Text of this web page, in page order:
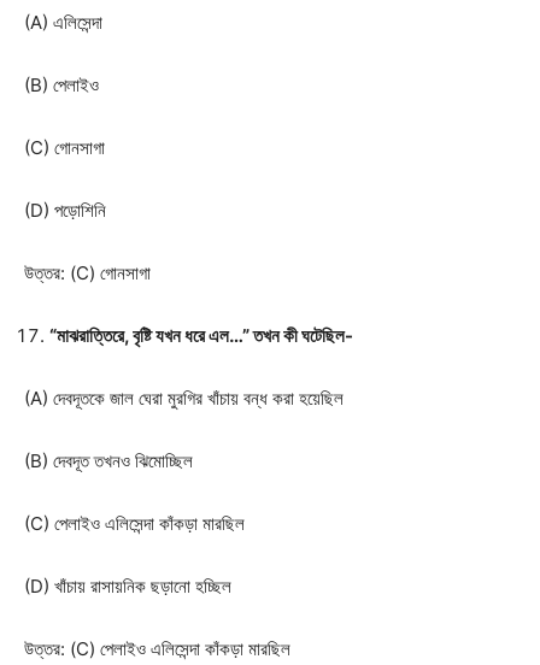
(A) এলিসেন্দা
(B) পেলাইও
(C) গোনসাগা
(D) পড়োশিনি
উত্তর: (C) গোনসাগা
“মাঝরাত্তিরে, বৃষ্টি যখন ধরে এল…” তখন কী ঘটেছিল-
(A) দেবদূতকে জাল ঘেরা মুরগির খাঁচায় বন্ধ করা হয়েছিল
(B) দেবদূত তখনও ঝিমোচ্ছিল
(C) পেলাইও এলিসেন্দা কাঁকড়া মারছিল
(D) খাঁচায় রাসায়নিক ছড়ানো হচ্ছিল
উত্তর: (C) পেলাইও এলিসেন্দা কাঁকড়া মারছিল